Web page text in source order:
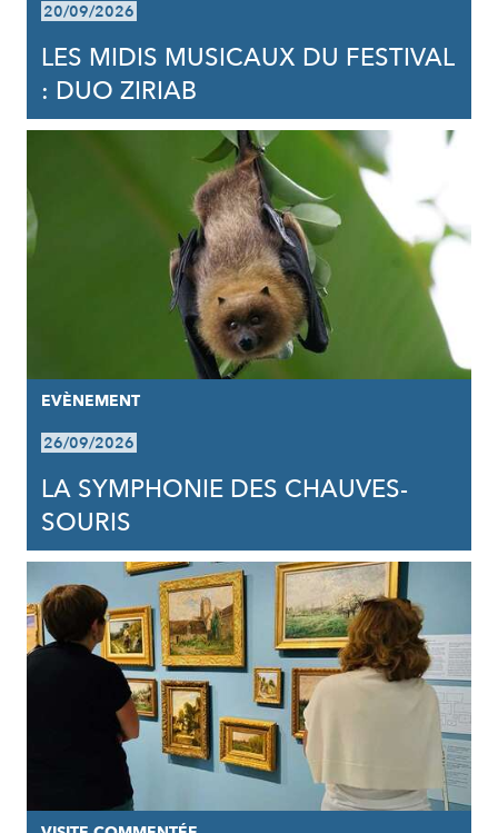
20/09/2026
LES MIDIS MUSICAUX DU FESTIVAL
: DUO ZIRIAB
EVÈNEMENT
26/09/2026
LA SYMPHONIE DES CHAUVES-
SOURIS